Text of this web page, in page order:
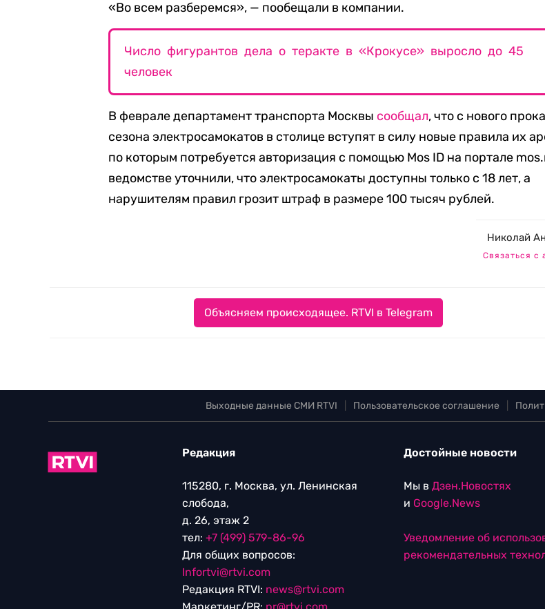
«Во всем разберемся», — пообещали в компании.
Число фигурантов дела о теракте в «Крокусе» выросло до 45
человек
В феврале департамент транспорта Москвы сообщал, что с нового
сезона электросамокатов в столице вступят в силу новые правила их
по которым потребуется авторизация с помощью Mos ID на портале
ведомстве уточнили, что электросамокаты доступны только с 18 лет, а
нарушителям правил грозит штраф в размере 100 тысяч рублей.
Николай
Связаться с
Объясняем происходящее. RTVI в Telegram
Выходные данные СМИ RTVI Пользовательское соглашение
Редакция
115280, г. Москва, ул. Ленинская
слобода,
д. 26, этаж 2
тел: +7 (499) 579-86-96
Для общих вопросов:
Infortvi@rtvi.com
Редакция RTVI: news@rtvi.com
Достойные новости
Мы в Дзен.Новостях
и Google.News
Уведомление об
рекомендательных